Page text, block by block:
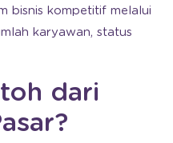
bisnis kompetitif melalui
karyawan, status
dari